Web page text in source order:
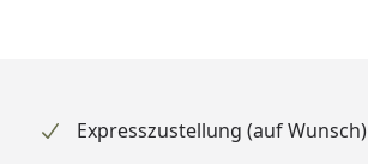
Expresszustellung (auf Wunsch)